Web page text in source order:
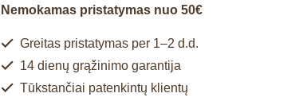
Nemokamas pristatymas nuo 50€
Greitas pristatymas per 1–2 d.d.
14 dienų grąžinimo garantija
Tūkstančiai patenkintų klientų